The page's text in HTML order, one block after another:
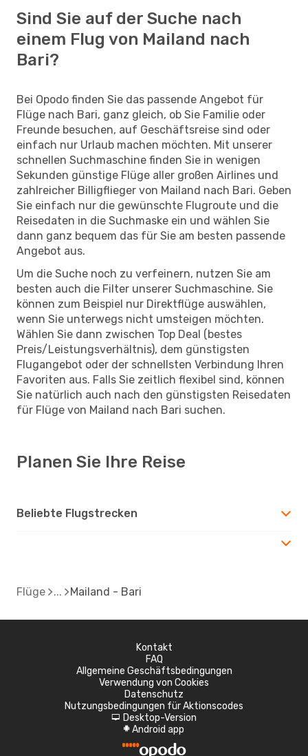
Sind Sie auf der Suche nach
einem Flug von Mailand nach
Bari?
Bei Opodo finden Sie das passende Angebot für
Flüge nach Bari, ganz gleich, ob Sie Familie oder
Freunde besuchen, auf Geschäftsreise sind oder
einfach nur Urlaub machen möchten. Mit unserer
schnellen Suchmaschine finden Sie in wenigen
Sekunden günstige Flüge aller großen Airlines und
zahlreicher Billigflieger von Mailand nach Bari. Geben
Sie einfach nur die gewünschte Flugroute und die
Reisedaten in die Suchmaske ein und wählen Sie
dann ganz bequem das für Sie am besten passende
Angebot aus.
Um die Suche noch zu verfeinern, nutzen Sie am
besten auch die Filter unserer Suchmaschine. Sie
können zum Beispiel nur Direktflüge auswählen,
wenn Sie unterwegs nicht umsteigen möchten.
Wählen Sie dann zwischen Top Deal (bestes
Preis/Leistungsverhältnis), dem günstigsten
Flugangebot oder der schnellsten Verbindung Ihren
Favoriten aus. Falls Sie zeitlich flexibel sind, können
Sie natürlich auch nach den günstigsten Reisedaten
für Flüge von Mailand nach Bari suchen.
Planen Sie Ihre Reise
Beliebte Flugstrecken
Flüge Mailand - Bari
Kontakt
FAQ
Allgemeine Geschäftsbedingungen
Verwendung von Cookies
Datenschutz
Nutzungsbedingungen für Aktionscodes
d Desktop-Version
A Android app